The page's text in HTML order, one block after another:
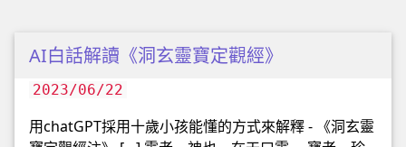
AI白話解讀《洞玄靈寶定觀經》
2023/06/22
用chatGPT採用十歲小孩能懂的方式來解釋 - 《洞玄靈